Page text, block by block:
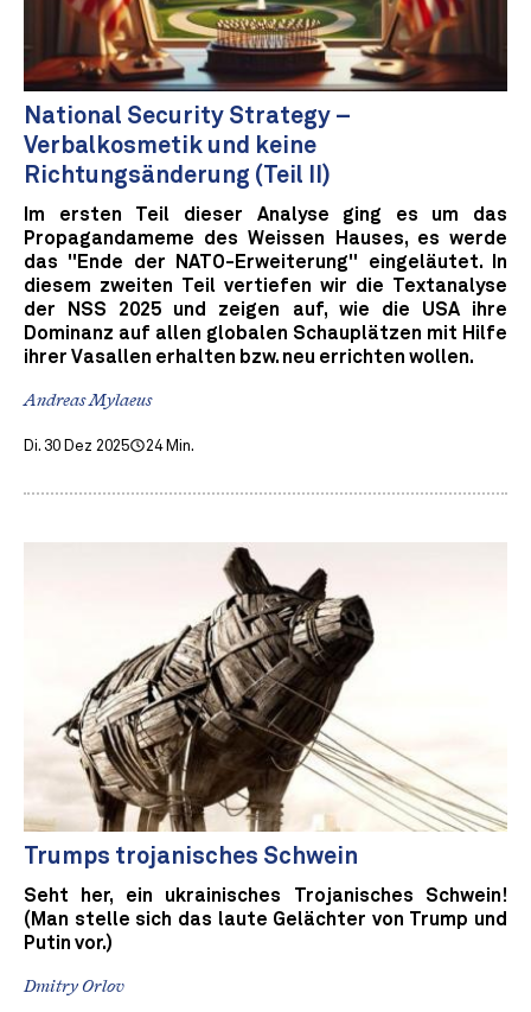
National Security Strategy –
Verbalkosmetik und keine
Richtungsänderung (Teil II)
Im ersten Teil dieser Analyse ging es um das
Propagandameme des Weissen Hauses, es werde
das "Ende der NATO-Erweiterung" eingeläutet. In
diesem zweiten Teil vertiefen wir die Textanalyse
der NSS 2025 und zeigen auf, wie die USA ihre
Dominanz auf allen globalen Schauplätzen mit Hilfe
ihrer Vasallen erhalten bzw. neu errichten wollen.
Andreas Mylaeus
Di. 30 Dez 2025 24 Min.
Trumps trojanisches Schwein
Seht her, ein ukrainisches Trojanisches Schwein!
(Man stelle sich das laute Gelächter von Trump und
Putin vor.)
Dmitry Orlov